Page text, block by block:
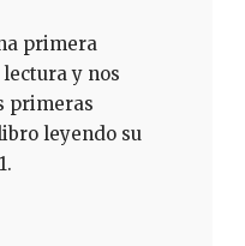
primera
y nos
primeras
leyendo su